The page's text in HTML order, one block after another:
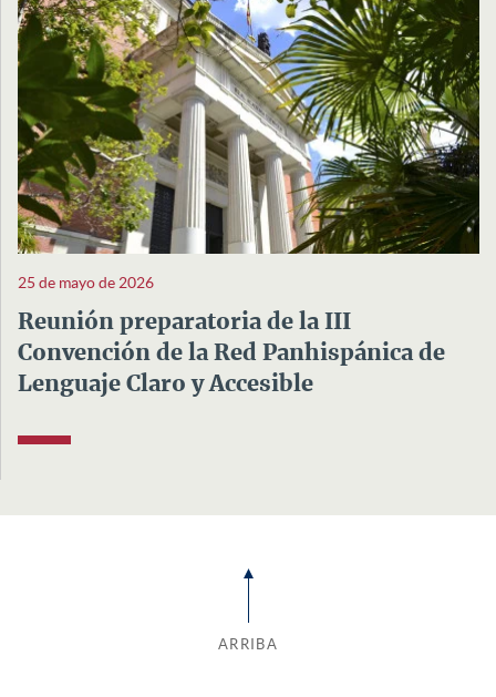
25 de mayo de 2026
Reunión preparatoria de la III
Convención de la Red Panhispánica de
Lenguaje Claro y Accesible
ARRIBA